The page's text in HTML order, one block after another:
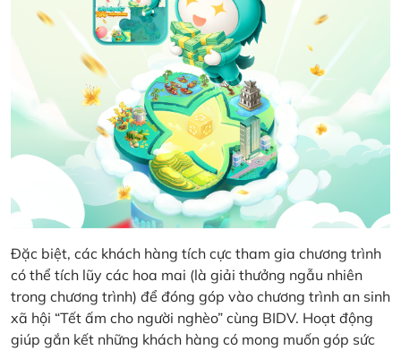
Đặc biệt, các khách hàng tích cực tham gia chương trình
có thể tích lũy các hoa mai (là giải thưởng ngẫu nhiên
trong chương trình) để đóng góp vào chương trình an sinh
xã hội “Tết ấm cho người nghèo” cùng BIDV. Hoạt động
giúp gắn kết những khách hàng có mong muốn góp sức